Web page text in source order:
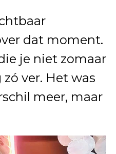
dat moment.
je niet zomaar
ver. Het was
meer, maar